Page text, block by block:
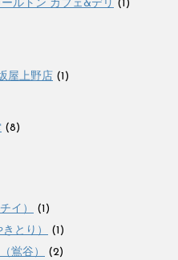
ルトン カフェ&デリ (1)
屋上野店 (1)
(8)
イ）
(1)
とり）
(1)
鴬谷）
(2)